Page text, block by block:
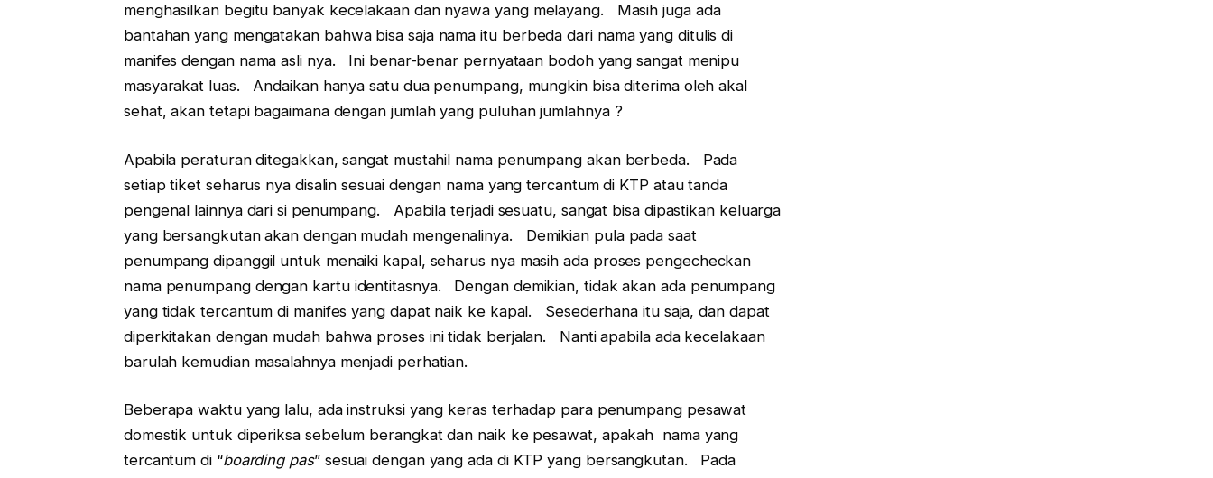
menghasilkan begitu banyak kecelakaan dan nyawa yang melayang. Masih juga ada
bantahan yang mengatakan bahwa bisa saja nama itu berbeda dari nama yang ditulis di
manifes dengan nama asli nya. Ini benar-benar pernyataan bodoh yang sangat menipu
masyarakat luas. Andaikan hanya satu dua penumpang, mungkin bisa diterima oleh akal
sehat, akan tetapi bagaimana dengan jumlah yang puluhan jumlahnya ?
Apabila peraturan ditegakkan, sangat mustahil nama penumpang akan berbeda. Pada
setiap tiket seharus nya disalin sesuai dengan nama yang tercantum di KTP atau tanda
pengenal lainnya dari si penumpang. Apabila terjadi sesuatu, sangat bisa dipastikan keluarga
yang bersangkutan akan dengan mudah mengenalinya. Demikian pula pada saat
penumpang dipanggil untuk menaiki kapal, seharus nya masih ada proses pengecheckan
nama penumpang dengan kartu identitasnya. Dengan demikian, tidak akan ada penumpang
yang tidak tercantum di manifes yang dapat naik ke kapal. Sesederhana itu saja, dan dapat
diperkitakan dengan mudah bahwa proses ini tidak berjalan. Nanti apabila ada kecelakaan
barulah kemudian masalahnya menjadi perhatian.
Beberapa waktu yang lalu, ada instruksi yang keras terhadap para penumpang pesawat
domestik untuk diperiksa sebelum berangkat dan naik ke pesawat, apakah nama yang
tercantum di “boarding pas” sesuai dengan yang ada di KTP yang bersangkutan. Pada